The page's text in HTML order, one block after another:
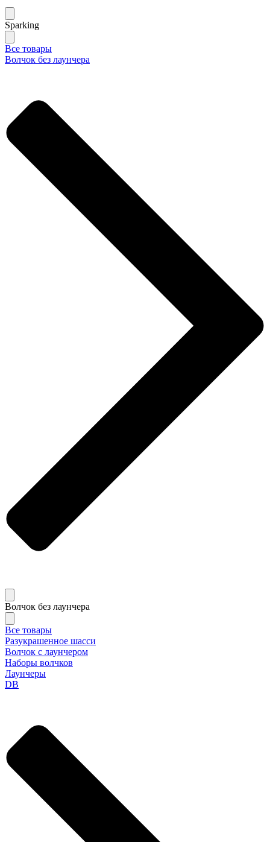
Sparking
Все товары
Волчок без лаунчера
Волчок без лаунчера
Все товары
Разукрашенное шасси
Волчок с лаунчером
Наборы волчков
Лаунчеры
DB